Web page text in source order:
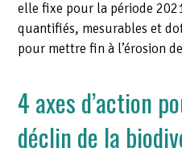
elle fixe pour la période
quantifiés, mesurables et
pour mettre fin à l’érosion
4 axes d’action
déclin de la